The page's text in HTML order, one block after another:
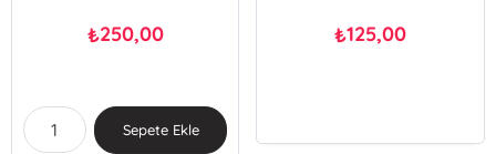
₺250,00
Sepete Ekle
₺125,00